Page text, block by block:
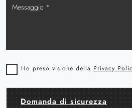
Ho preso visione della Privacy
Domanda di sicurezza